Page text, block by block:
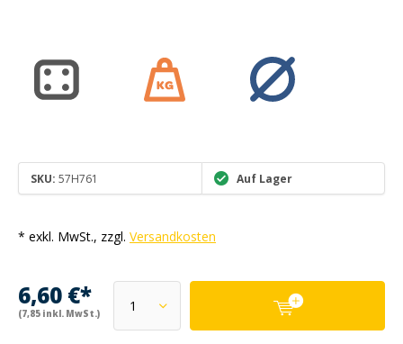
SKU: 57H761 Auf Lager
* exkl. MwSt., zzgl. Versandkosten
6,60 €*
(7,85 inkl. MwSt.)